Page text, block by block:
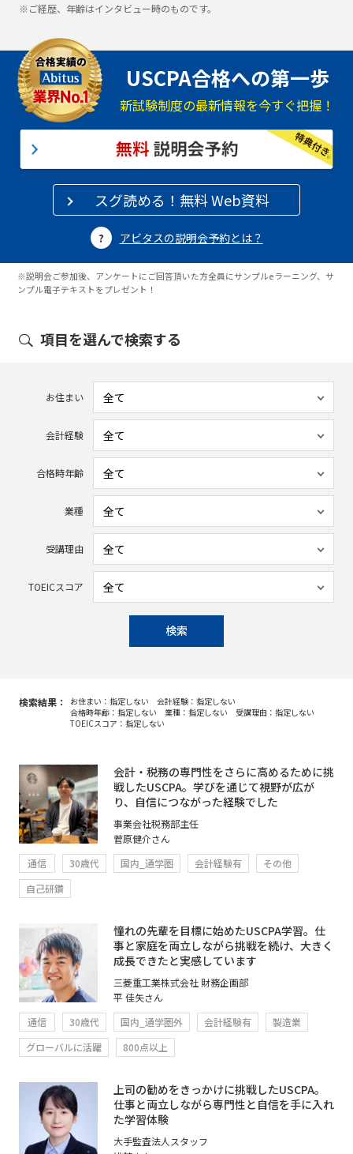
※ご経歴、年齢はインタビュー時のものです。
USCPA合格への第一歩
新試験制度の最新情報を今すぐ把握！
スグ読める！無料 Web資料
アビタスの説明会予約とは？
※説明会ご参加後、アンケートにご回答頂いた方全員にサンプルeラーニング、サ
ンプル電子テキストをプレゼント！
項目を選んで検索する
お住まい
会計経験
合格時年齢
業種
受講理由
TOEICスコア
検索
検索結果： お住まい：指定しない
会計経験：指定しない
合格時年齢：指定しない
業種：指定しない
受講理由：指定しない
TOEICスコア：指定しない
会計・税務の専門性をさらに高めるために挑
戦したUSCPA。学びを通じて視野が広が
り、自信につながった経験でした
事業会社税務部主任
菅原健介さん
通信
30歳代 国内_通学圏 会計経験有
その他
自己研鑽
憧れの先輩を目標に始めたUSCPA学習。仕
事と家庭を両立しながら挑戦を続け、大きく
成長できたと実感しています
三菱重工業株式会社 財務企画部
平 佳矢さん
通信
30歳代 国内_通学圏外 会計経験有
製造業
グローバルに活躍
800点以上
上司の勧めをきっかけに挑戦したUSCPA。
仕事と両立しながら専門性と自信を手に入れ
た学習体験
大手監査法人スタッフ